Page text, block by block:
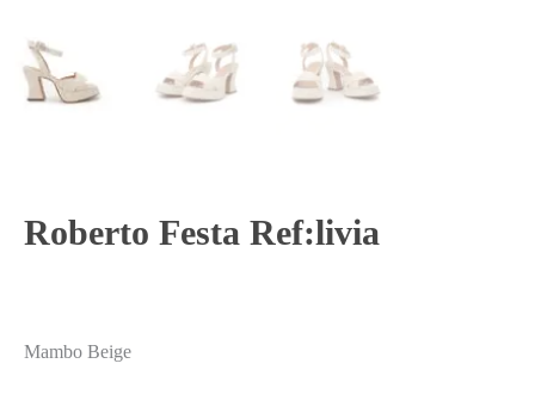
Roberto Festa Ref:livia
Mambo Beige